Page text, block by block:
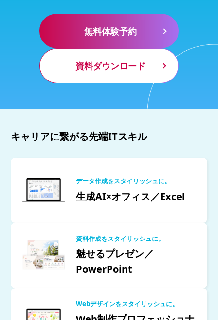
無料体験予約
資料ダウンロード
キャリアに繋がる先端ITスキル
データ作成をスタイリッシュに。
生成AI×オフィス／Excel
資料作成をスタイリッシュに。
魅せるプレゼン／
PowerPoint
Webデザインをスタイリッシュに。